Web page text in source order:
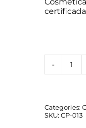
Categories:
SKU: CP-013